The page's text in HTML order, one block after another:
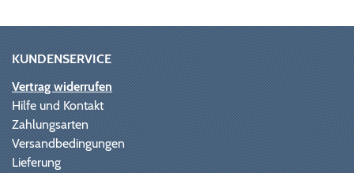
KUNDENSERVICE
Vertrag widerrufen
Hilfe und Kontakt
Zahlungsarten
Versandbedingungen
Lieferung